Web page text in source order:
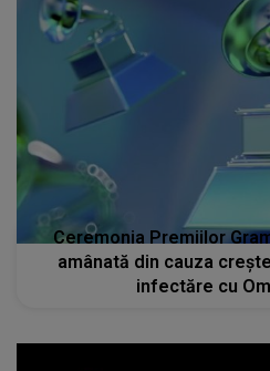
Ceremonia Premiilor
amânată din cauza
infectăre cu